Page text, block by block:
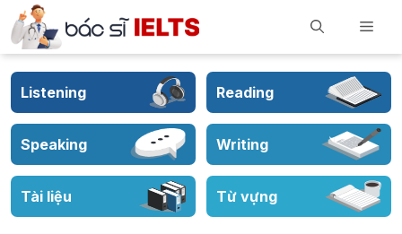
Skip
to
content
Listening Reading
Speaking Writing
Tài liệu Từ vựng